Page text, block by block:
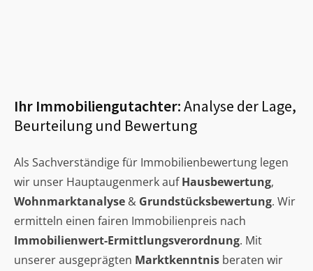
Ihr Immobiliengutachter:Analyse der Lage,
Beurteilung und Bewertung
Als Sachverständige für Immobilienbewertung legen
wir unser Hauptaugenmerk aufHausbewertung,
Wohnmarktanalyse & Grundstücksbewertung. Wir
ermitteln einen fairen Immobilienpreis nach
Immobilienwert-Ermittlungsverordnung. Mit
unserer ausgeprägten Marktkenntnis beraten wir